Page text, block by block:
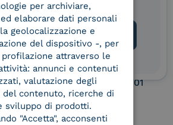
e
Service Provider e
Aggregatore CIE
UNI EN ISO 37001
per archiviare,
elaborare dati personali
geolocalizzazione e
del dispositivo -, per
attraverso le
annunci e contenuti
valutazione degli
del contenuto, ricerche di
sviluppo di prodotti.
"Accetta", acconsenti